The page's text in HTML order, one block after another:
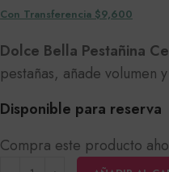
Con Transferencia $9,600
Dolce Bella Pestañina
pestañas, añade volumen
Disponible para reserva
Compra este producto